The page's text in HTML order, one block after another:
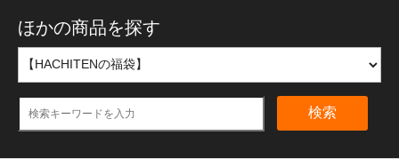
ほかの商品を探す
検索